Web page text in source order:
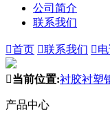
公司简介
联系我们
首页 联系我们 
当前位置:衬胶衬塑
产品中心